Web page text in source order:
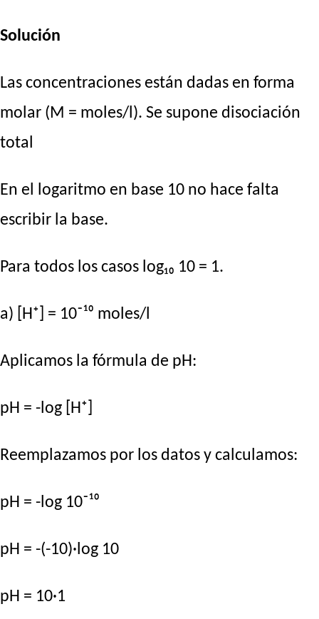
Solución
Las concentraciones están dadas en forma
molar (M = moles/l). Se supone disociación
total
En el logaritmo en base 10 no hace falta
escribir la base.
Para todos los casos log₁₀ 10 = 1.
a) [H⁺] = 10⁻¹⁰ moles/l
Aplicamos la fórmula de pH:
pH = -log [H⁺]
Reemplazamos por los datos y calculamos:
pH = -log 10⁻¹⁰
pH = -(-10)·log 10
pH = 10·1